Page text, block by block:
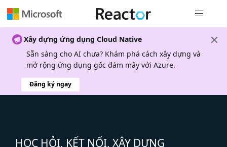
Xây dựng ứng dụng Cloud Native
Sẵn sàng cho AI chưa? Khám phá cách xây dựng và
mở rộng ứng dụng gốc đám mây với Azure.
Đăng ký ngay
HỌC HỎI, KẾT NỐI, XÂY DỰNG